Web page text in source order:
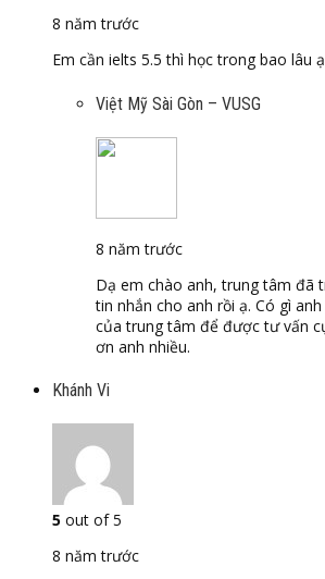
8 năm trước
Em cần ielts 5.5 thì học trong bao lâu
Việt Mỹ Sài Gòn – VUSG
8 năm trước
Dạ em chào anh, trung tâm đã
tin nhắn cho anh rồi ạ. Có gì
của trung tâm để được tư vấn
ơn anh nhiều.
Khánh Vi
5 out of 5
8 năm trước